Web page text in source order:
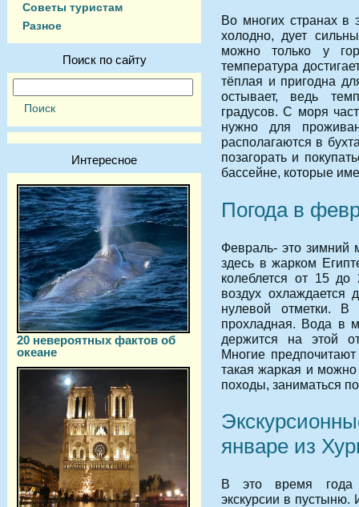
Советы туристам
Разное
Поиск по сайту
Интересное
20 невероятных фактов об
океане
Во многих странах
холодно, дует
можно только у
температура
тёплая и пригодна
остывает, ведь
градусов. С моря
нужно для
располагаются в
позагорать и
бассейне, которые
Погода в
Февраль- это зимний
здесь в жарком
колеблется от 15 до
воздух охлаждается
нулевой отметки.
прохладная. Вода в
держится на этой
Многие
такая жаркая и можно
походы, заниматься
январе из
В это время года
экскурсии в